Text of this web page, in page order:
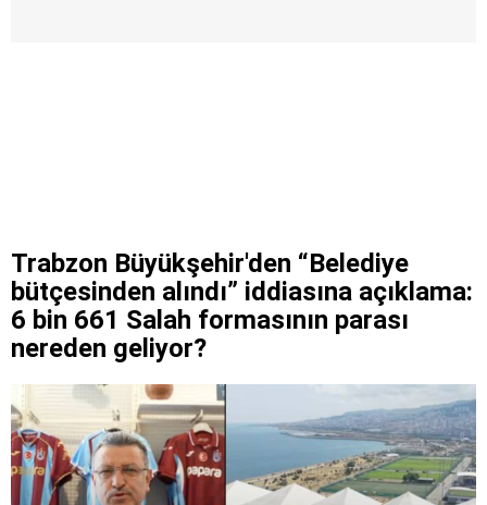
Trabzon Büyükşehir'den “Belediye
bütçesinden alındı” iddiasına açıklama:
6 bin 661 Salah formasının parası
nereden geliyor?